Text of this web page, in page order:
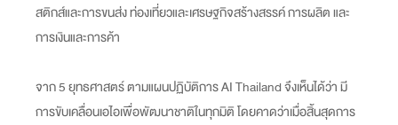
สติกส์และการขนส่ง ท่องเที่ยวและเศรษฐกิจสร้างสรรค์ การผลิต และ
การเงินและการค้า
จาก 5 ยุทธศาสตร์ ตามแผนปฏิบัติการ AI Thailand จึงเห็นได้ว่า มี
การขับเคลื่อนเอไอเพื่อพัฒนาชาติในทุกมิติ โดยคาดว่าเมื่อสิ้นสุดการ